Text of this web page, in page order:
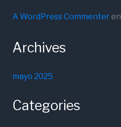
A WordPress Commenteren
Archives
mayo 2025
Categories